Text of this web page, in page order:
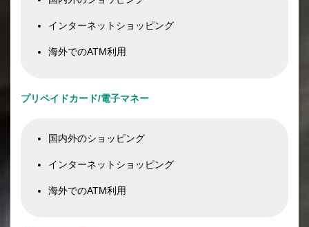
インターネットショッピング
海外でのATM利用
プリペイドカード/電子マネー
国内外のショッピング
インターネットショッピング
海外でのATM利用